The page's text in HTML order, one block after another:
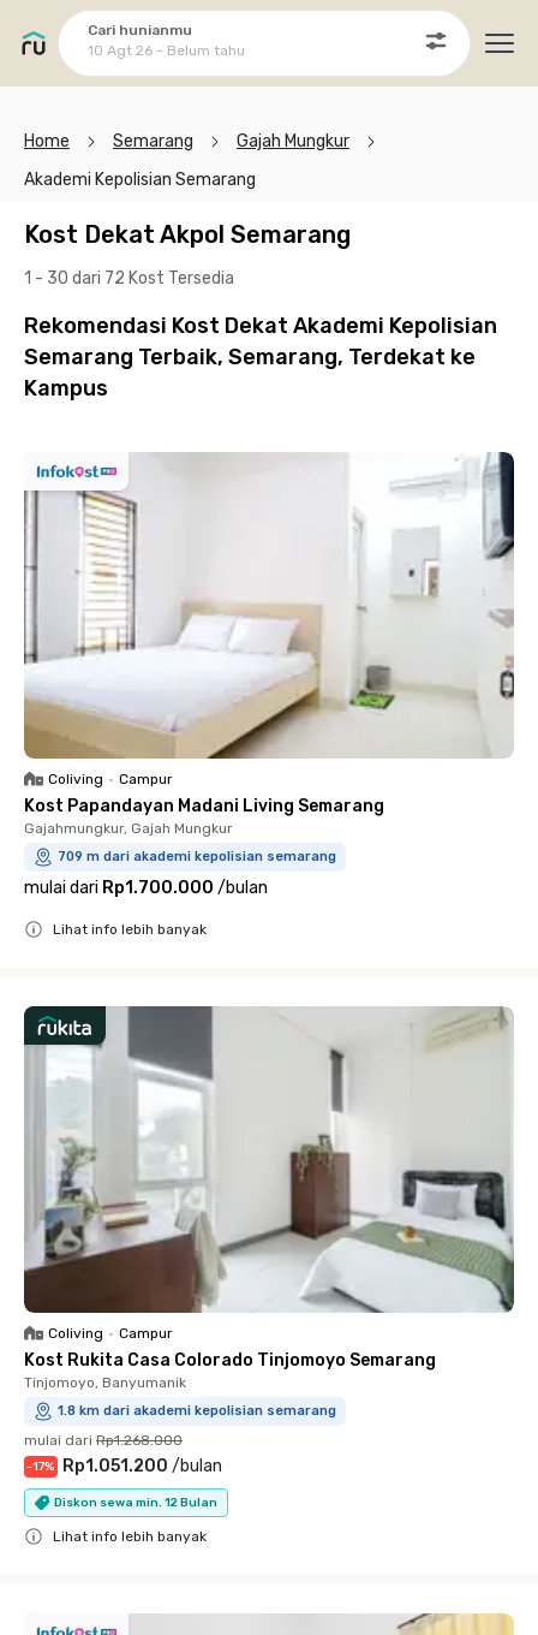
Cari hunianmu
10 Agt 26 - Belum tahu
Home Semarang
Gajah Mungkur
Akademi Kepolisian Semarang
Kost Dekat Akpol Semarang
1 - 30 dari 72 Kost Tersedia
Rekomendasi Kost Dekat Akademi Kepolisian
Semarang Terbaik, Semarang, Terdekat ke
Kampus
Coliving • Campur
Kost Papandayan Madani Living Semarang
Gajahmungkur, Gajah Mungkur
709 m dari akademi kepolisian semarang
mulai dari Rp1.700.000 /bulan
Lihat info lebih banyak
Coliving • Campur
Kost Rukita Casa Colorado Tinjomoyo Semarang
Tinjomoyo, Banyumanik
1.8 km dari akademi kepolisian semarang
mulai dari Rp1.268.000
-17% Rp1.051.200 /bulan
Diskon sewa min. 12 Bulan
Lihat info lebih banyak